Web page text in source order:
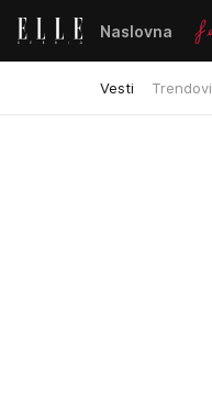
Naslovna
Vesti Trendovi